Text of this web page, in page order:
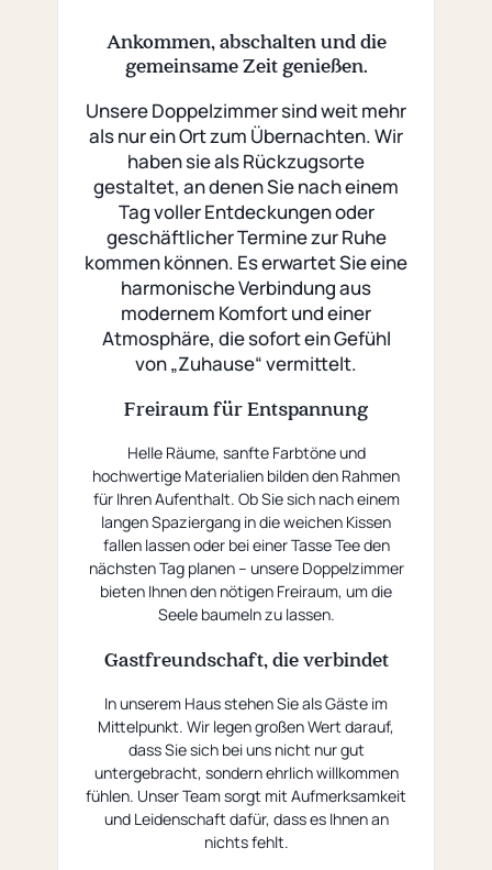
Ankommen, abschalten und die
gemeinsame Zeit genießen.
Unsere Doppelzimmer sind weit mehr
als nur ein Ort zum Übernachten. Wir
haben sie als Rückzugsorte
gestaltet, an denen Sie nach einem
Tag voller Entdeckungen oder
geschäftlicher Termine zur Ruhe
kommen können. Es erwartet Sie eine
harmonische Verbindung aus
modernem Komfort und einer
Atmosphäre, die sofort ein Gefühl
von „Zuhause“ vermittelt.
Freiraum für Entspannung
Helle Räume, sanfte Farbtöne und
hochwertige Materialien bilden den Rahmen
für Ihren Aufenthalt. Ob Sie sich nach einem
langen Spaziergang in die weichen Kissen
fallen lassen oder bei einer Tasse Tee den
nächsten Tag planen – unsere Doppelzimmer
bieten Ihnen den nötigen Freiraum, um die
Seele baumeln zu lassen.
Gastfreundschaft, die verbindet
In unserem Haus stehen Sie als Gäste im
Mittelpunkt. Wir legen großen Wert darauf,
dass Sie sich bei uns nicht nur gut
untergebracht, sondern ehrlich willkommen
fühlen. Unser Team sorgt mit Aufmerksamkeit
und Leidenschaft dafür, dass es Ihnen an
nichts fehlt.